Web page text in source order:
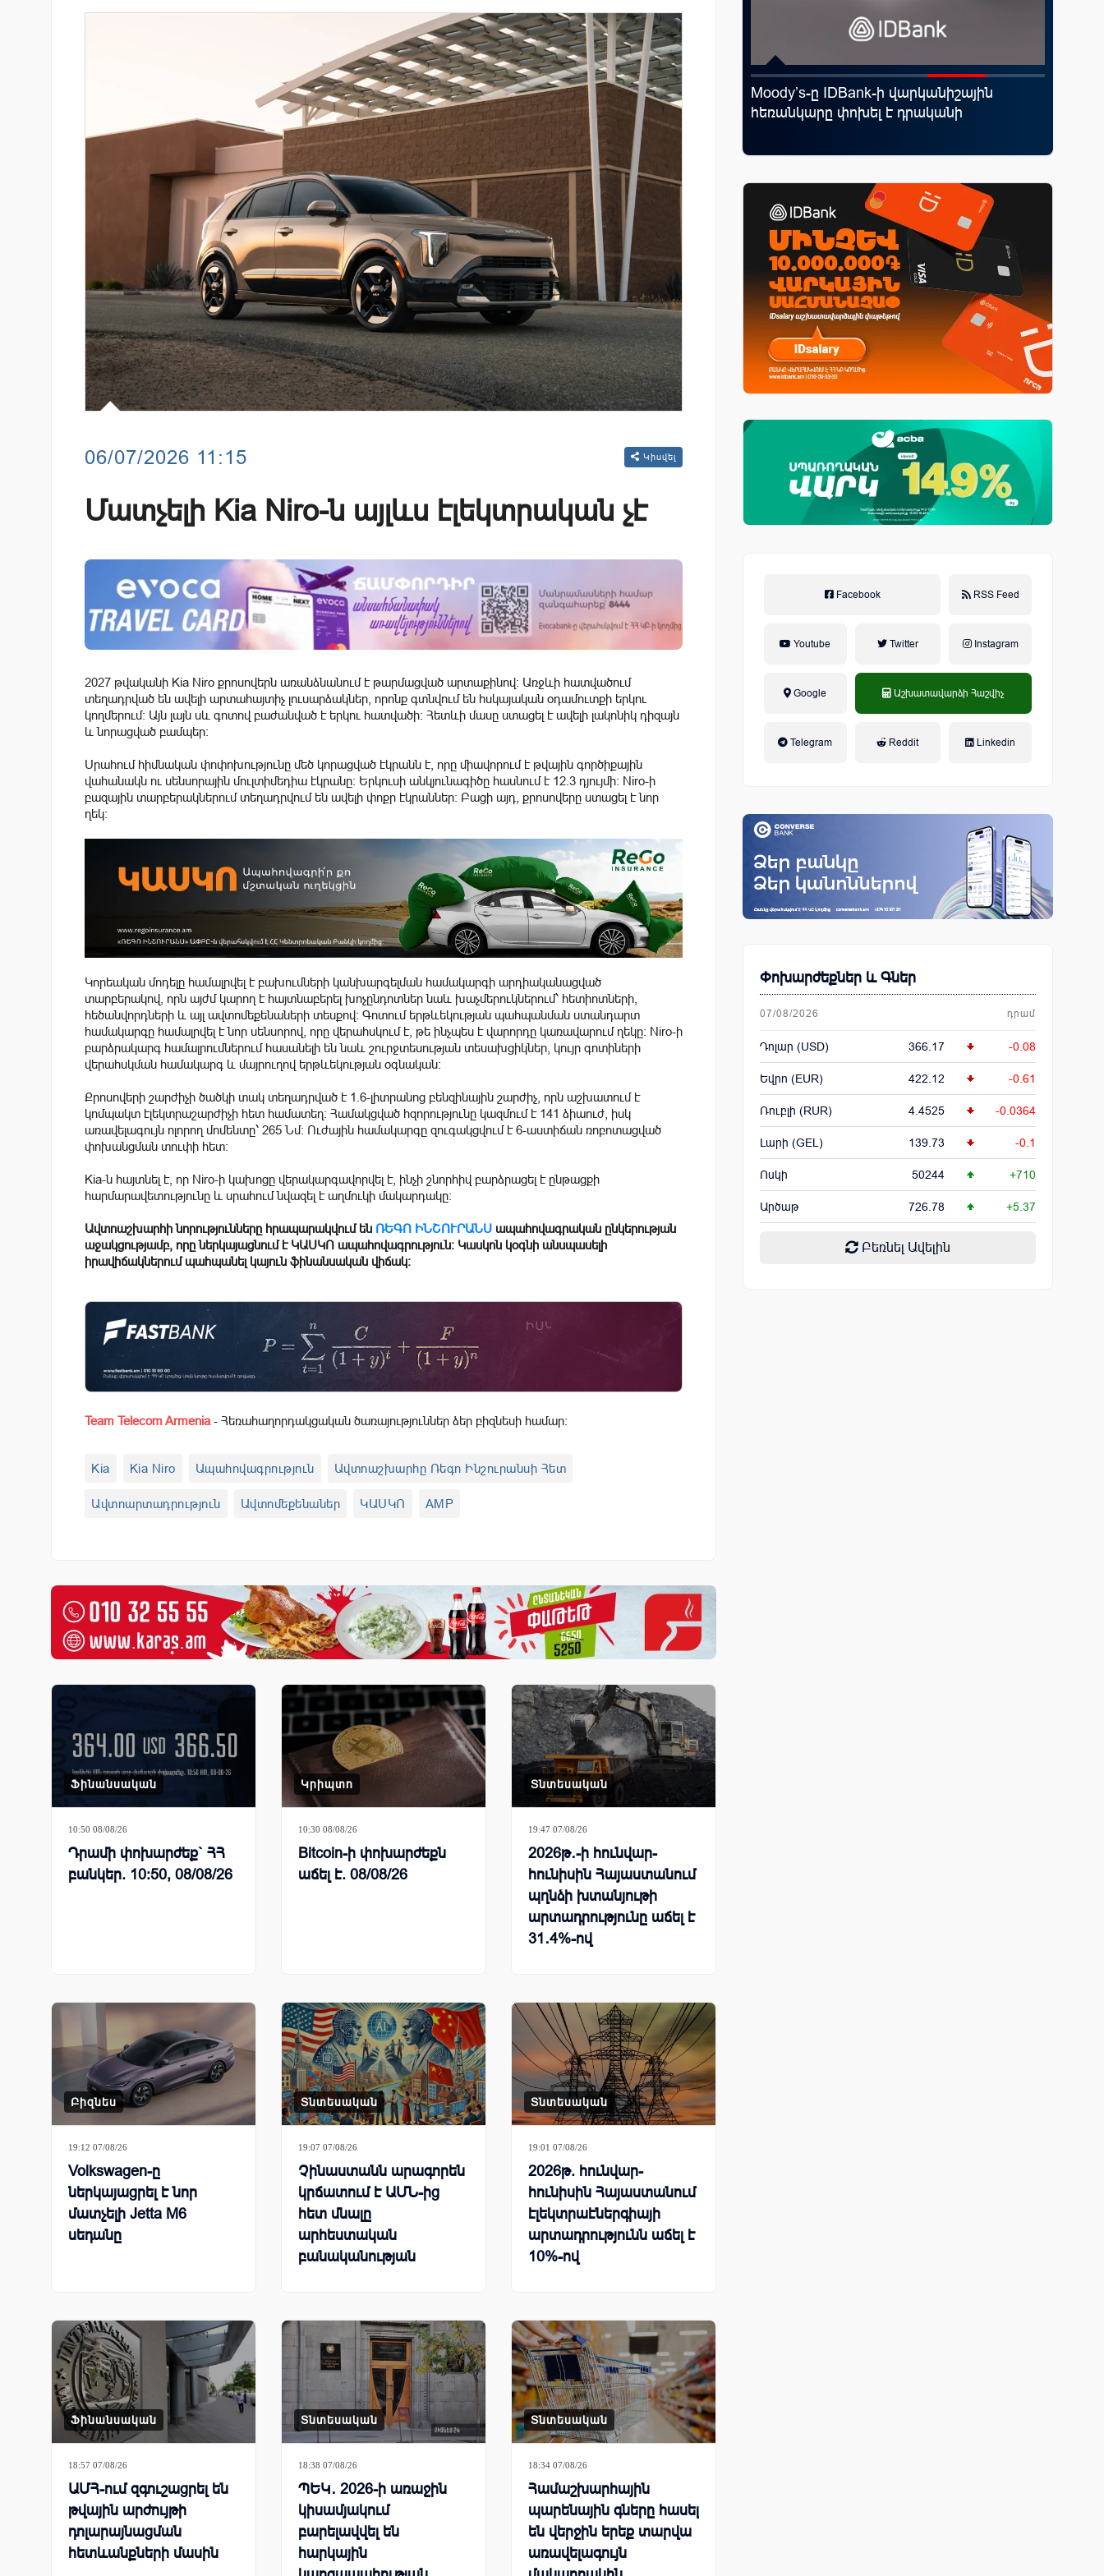
06/07/2026 11:15 Կիսվել
Մատչելի Kia Niro-ն այլևս էլեկտրական չէ
2027 թվականի Kia Niro քրոսովերն առանձնանում է թարմացված արտաքինով։ Առջևի հատվածում
տեղադրված են ավելի արտահայտիչ լուսարձակներ, որոնք գտնվում են հսկայական օդամուտքի երկու
կողմերում։ Այն լայն սև գոտով բաժանված է երկու հատվածի։ Հետևի մասը ստացել է ավելի լակոնիկ դիզայն
և նորացված բամպեր։
Սրահում հիմնական փոփոխությունը մեծ կորացված էկրանն է, որը միավորում է թվային գործիքային
վահանակն ու սենսորային մուլտիմեդիա էկրանը։ Երկուսի անկյունագիծը հասնում է 12.3 դյույմի։ Niro-ի
բազային տարբերակներում տեղադրվում են ավելի փոքր էկրաններ։ Բացի այդ, քրոսովերը ստացել է նոր
ղեկ։
Կորեական մոդելը համալրվել է բախումների կանխարգելման համակարգի արդիականացված
տարբերակով, որն այժմ կարող է հայտնաբերել խոչընդոտներ նաև խաչմերուկներում՝ հետիոտների,
հեծանվորդների և այլ ավտոմեքենաների տեսքով։ Գոտում երթևեկության պահպանման ստանդարտ
համակարգը համալրվել է նոր սենսորով, որը վերահսկում է, թե ինչպես է վարորդը կառավարում ղեկը։ Niro-ի
բարձրակարգ համալրումներում հասանելի են նաև շուրջտեսության տեսախցիկներ, կույր գոտիների
վերահսկման համակարգ և մայրուղով երթևեկության օգնական։
Քրոսովերի շարժիչի ծածկի տակ տեղադրված է 1.6-լիտրանոց բենզինային շարժիչ, որն աշխատում է
կոմպակտ էլեկտրաշարժիչի հետ համատեղ։ Համակցված հզորությունը կազմում է 141 ձիաուժ, իսկ
առավելագույն ոլորող մոմենտը՝ 265 Նմ։ Ուժային համակարգը զուգակցվում է 6-աստիճան ռոբոտացված
փոխանցման տուփի հետ։
Kia-ն հայտնել է, որ Niro-ի կախոցը վերակարգավորվել է, ինչի շնորհիվ բարձրացել է ընթացքի
հարմարավետությունը և սրահում նվազել է աղմուկի մակարդակը։
Ավտոաշխարհի նորությունները հրապարակվում են ՌԵԳՈ ԻՆՇՈՒՐԱՆՍ ապահովագրական ընկերության
աջակցությամբ, որը ներկայացնում է ԿԱՍԿՈ ապահովագրություն։ Կասկոն կօգնի անսպասելի
իրավիճակներում պահպանել կայուն ֆինանսական վիճակ։
Team Telecom Armenia - Հեռահաղորդակցական ծառայություններ ձեր բիզնեսի համար:
Kia Kia Niro Ապահովագրություն Ավտոաշխարհը Ռեգո Ինշուրանսի Հետ
Ավտոարտադրություն Ավտոմեքենաներ ԿԱՍԿՈ AMP
Ucom-ի աջակցությամբ ներկայացվեց
«Մտապահիր կենդանիներին» կրթական
«Շտապ հաստատեք քարտի տվյալները»․
IDBank-ը զգուշացնում է հյուրանոցների
ամրագրման հետ կապված
զեղծարարությունների մասին
Moody’s-ը IDBank-ի վարկանիշային
հեռանկարը փոխել է դրականի
Facebook RSS Feed
Youtube Twitter Instagram
Google Աշխատավարձի Հաշվիչ
Telegram Reddit Linkedin
Փոխարժեքներ և Գներ
07/08/2026 դրամ
Դոլար (USD) 366.17 -0.08
Եվրո (EUR) 422.12 -0.61
Ռուբլի (RUR) 4.4525 -0.0364
Լարի (GEL) 139.73 -0.1
Ոսկի 50244 +710
Արծաթ 726.78 +5.37
Բեռնել Ավելին
Ֆինանսական
10:50 08/08/26
Դրամի փոխարժեք` ՀՀ
բանկեր. 10:50, 08/08/26
Կրիպտո
10:30 08/08/26
Bitcoin-ի փոխարժեքն
աճել է. 08/08/26
Տնտեսական
19:47 07/08/26
2026թ․-ի հունվար-
հունիսին Հայաստանում
պղնձի խտանյութի
արտադրությունը աճել է
31․4%-ով
Բիզնես
19:12 07/08/26
Volkswagen-ը
ներկայացրել է նոր
մատչելի Jetta M6
սեդանը
Տնտեսական
19:07 07/08/26
Չինաստանն արագորեն
կրճատում է ԱՄՆ-ից
հետ մնալը
արհեստական
բանականության
Տնտեսական
19:01 07/08/26
2026թ. հունվար-
հունիսին Հայաստանում
էլեկտրաէներգիայի
արտադրությունն աճել է
10%-ով
Ֆինանսական
18:57 07/08/26
ԱՄՀ-ում զգուշացրել են
թվային արժույթի
դոլարայնացման
հետևանքների մասին
Տնտեսական
18:38 07/08/26
ՊԵԿ․ 2026-ի առաջին
կիսամյակում
բարելավվել են
հարկային
Տնտեսական
18:34 07/08/26
Համաշխարհային
պարենային գները հասել
են վերջին երեք տարվա
առավելագույն